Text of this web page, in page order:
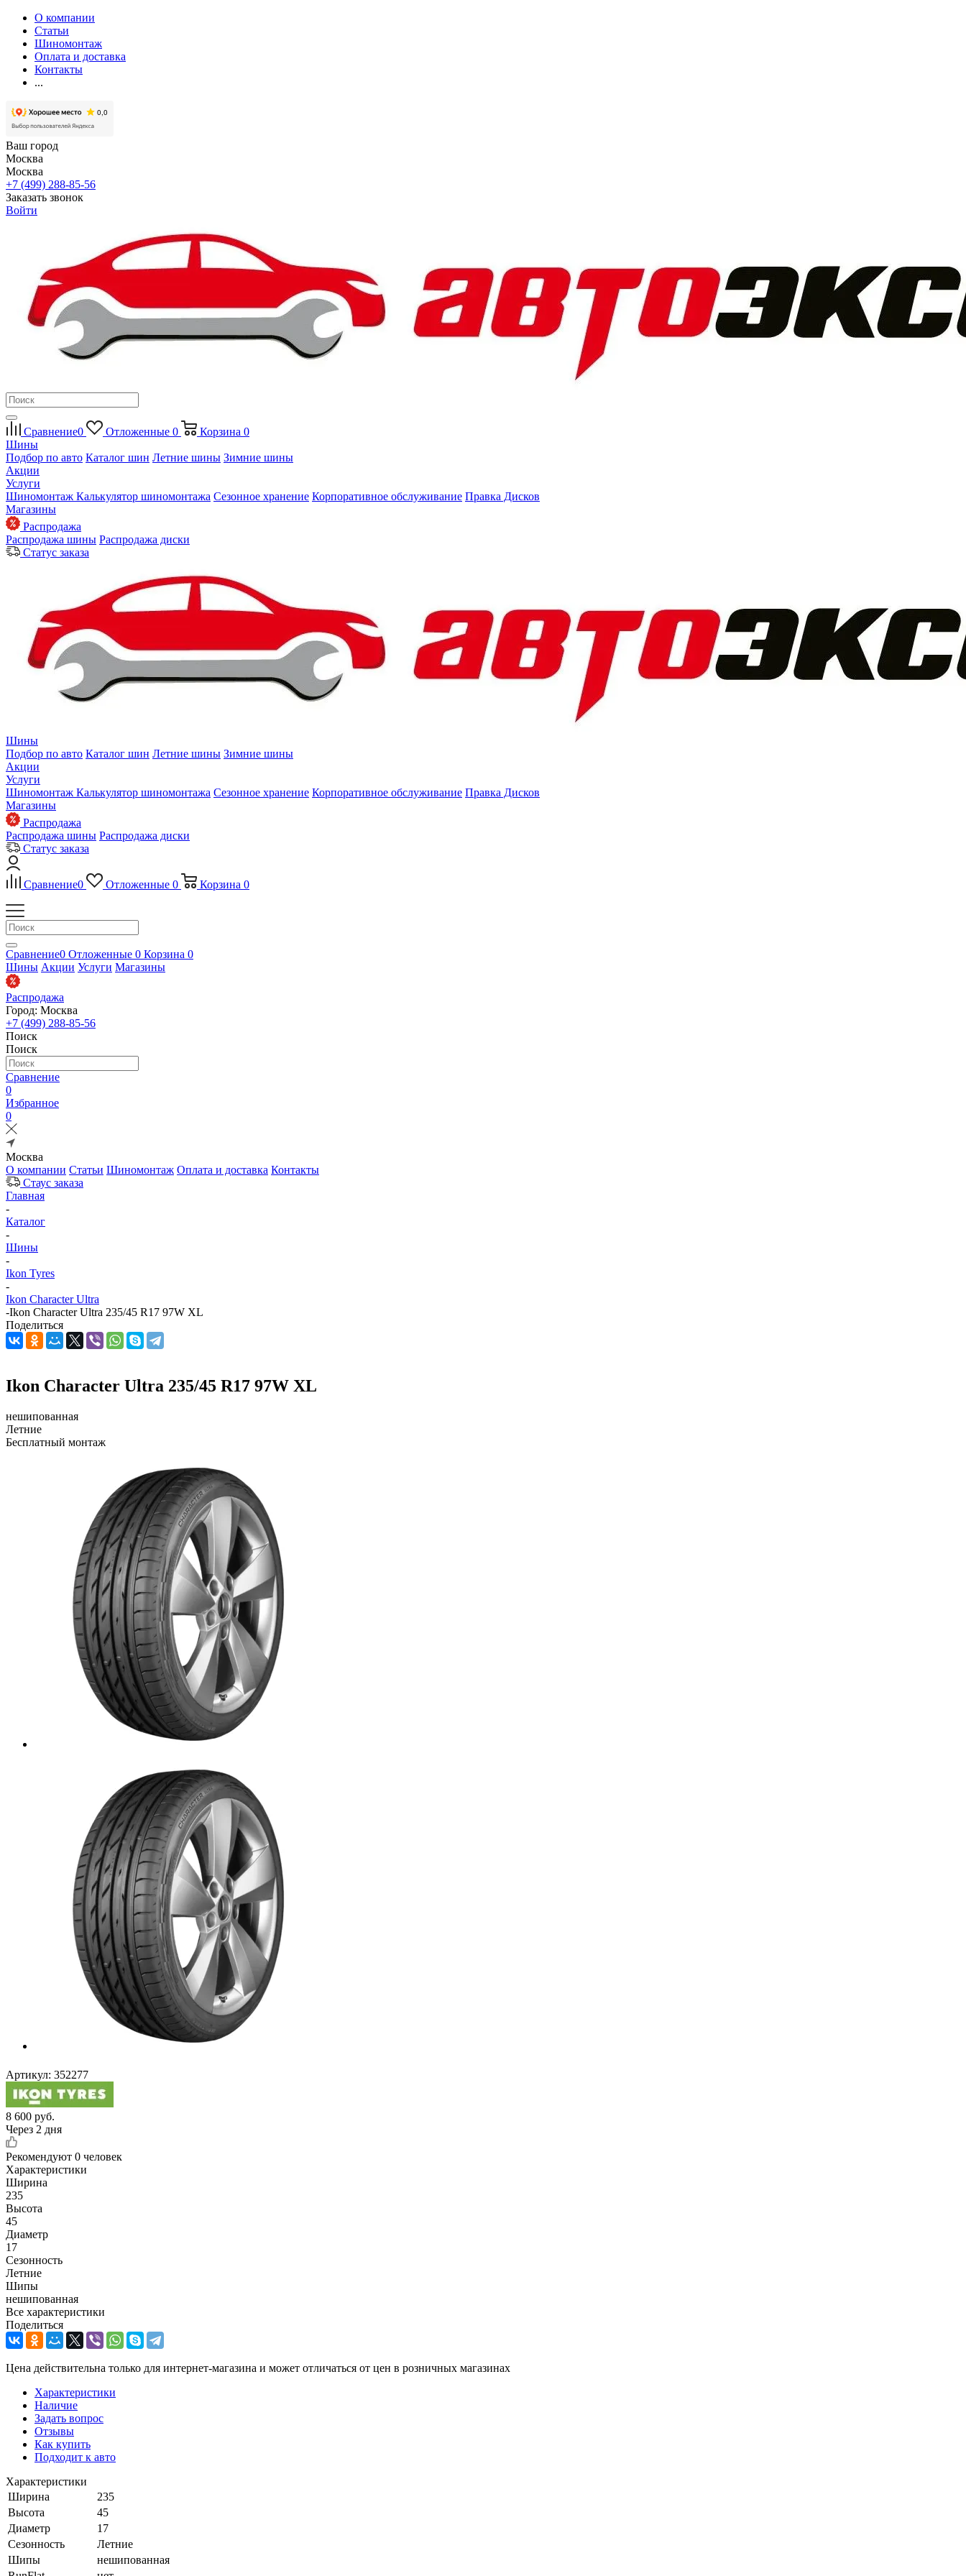
О компании
Статьи
Шиномонтаж
Оплата и доставка
Контакты
...
Ваш город
Москва
Москва
+7 (499) 288-85-56
Заказать звонок
Войти
Сравнение0 Отложенные 0 Корзина 0
Шины
Подбор по авто Каталог шин Летние шины Зимние шины
Акции
Услуги
Шиномонтаж Калькулятор шиномонтажа Сезонное хранение Корпоративное обслуживание Правка Дисков
Магазины
Распродажа
Распродажа шины Распродажа диски
Статус заказа
Шины
Подбор по авто Каталог шин Летние шины Зимние шины
Акции
Услуги
Шиномонтаж Калькулятор шиномонтажа Сезонное хранение Корпоративное обслуживание Правка Дисков
Магазины
Распродажа
Распродажа шины Распродажа диски
Статус заказа
Сравнение0 Отложенные 0 Корзина 0
Сравнение0 Отложенные 0 Корзина 0
Шины Акции Услуги Магазины
Распродажа
Город: Москва
+7 (499) 288-85-56
Поиск
Поиск
Сравнение
0
Избранное
0
Москва
О компании Статьи Шиномонтаж Оплата и доставка Контакты
Стаус заказа
Главная
-
Каталог
-
Шины
-
Ikon Tyres
-
Ikon Character Ultra
-Ikon Character Ultra 235/45 R17 97W XL
Поделиться
Ikon Character Ultra 235/45 R17 97W XL
нешипованная
Летние
Бесплатный монтаж
Артикул: 352277
8 600 руб.
Через 2 дня
Рекомендуют 0 человек
Характеристики
Ширина
235
Высота
45
Диаметр
17
Сезонность
Летние
Шипы
нешипованная
Все характеристики
Поделиться
Цена действительна только для интернет-магазина и может отличаться от цен в розничных магазинах
Характеристики
Наличие
Задать вопрос
Отзывы
Как купить
Подходит к авто
Характеристики
Ширина
235
Высота
45
Диаметр
17
Сезонность
Летние
Шипы
нешипованная